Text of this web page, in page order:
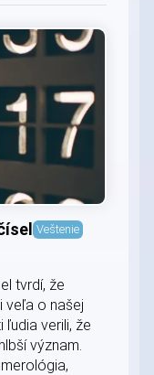
Veštenie
tvrdí, že
veľa o našej
ľudia verili, že
význam.